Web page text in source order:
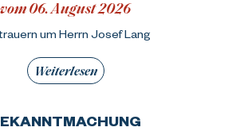
vom 06. August 2026
um Herrn Josef Lang
Weiterlesen